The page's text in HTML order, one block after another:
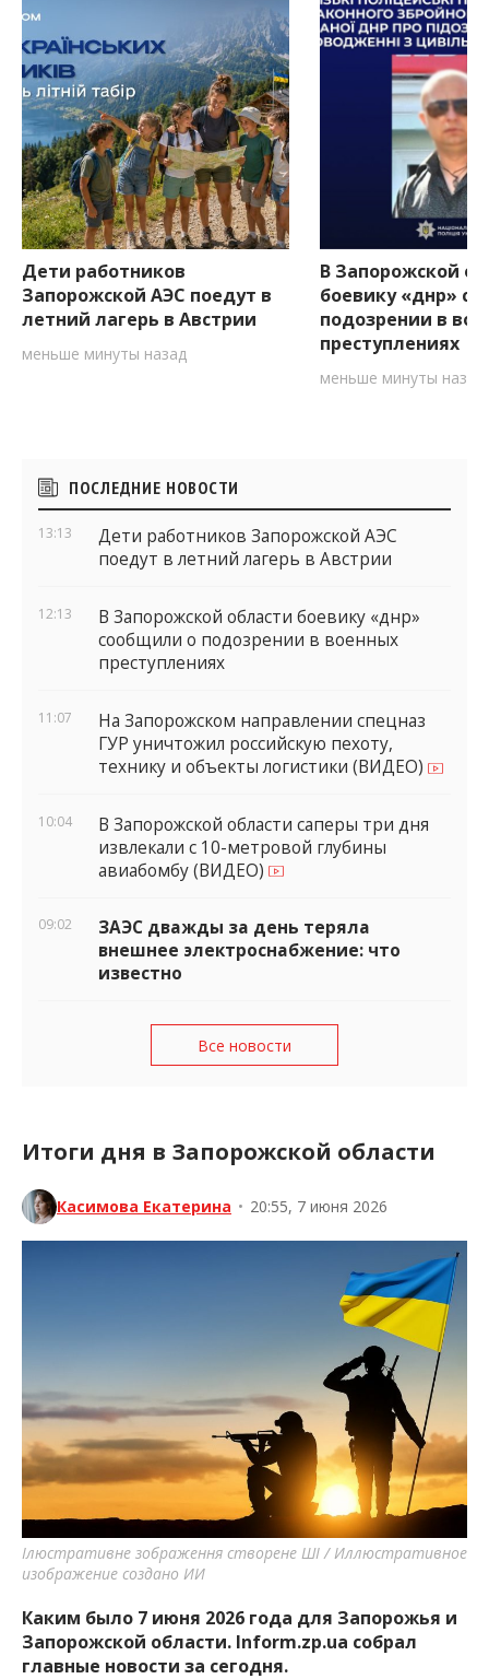
Дети работников
Запорожской АЭС поедут в
летний лагерь в Австрии
меньше минуты назад
В Запорожской
боевику «днр»
подозрении в
преступлениях
меньше минуты назад
Боковые
виджеты
ПОСЛЕДНИЕ НОВОСТИ
13:13
Дети работников Запорожской АЭС
поедут в летний лагерь в Австрии
12:13
В Запорожской области боевику «днр»
сообщили о подозрении в военных
преступлениях
11:07
На Запорожском направлении спецназ
ГУР уничтожил российскую пехоту,
технику и объекты логистики (ВИДЕО)
10:04
В Запорожской области саперы три дня
извлекали с 10-метровой глубины
авиабомбу (ВИДЕО)
09:02
ЗАЭС дважды за день теряла
внешнее электроснабжение: что
известно
Все новости
Итоги дня в Запорожской области
Касимова Екатерина • 20:55, 7 июня 2026
Ілюстративне зображення створене ШІ / Иллюстративное
изображение создано ИИ
Каким было 7 июня 2026 года для Запорожья и
Запорожской области. Inform.zp.ua собрал
главные новости за сегодня.